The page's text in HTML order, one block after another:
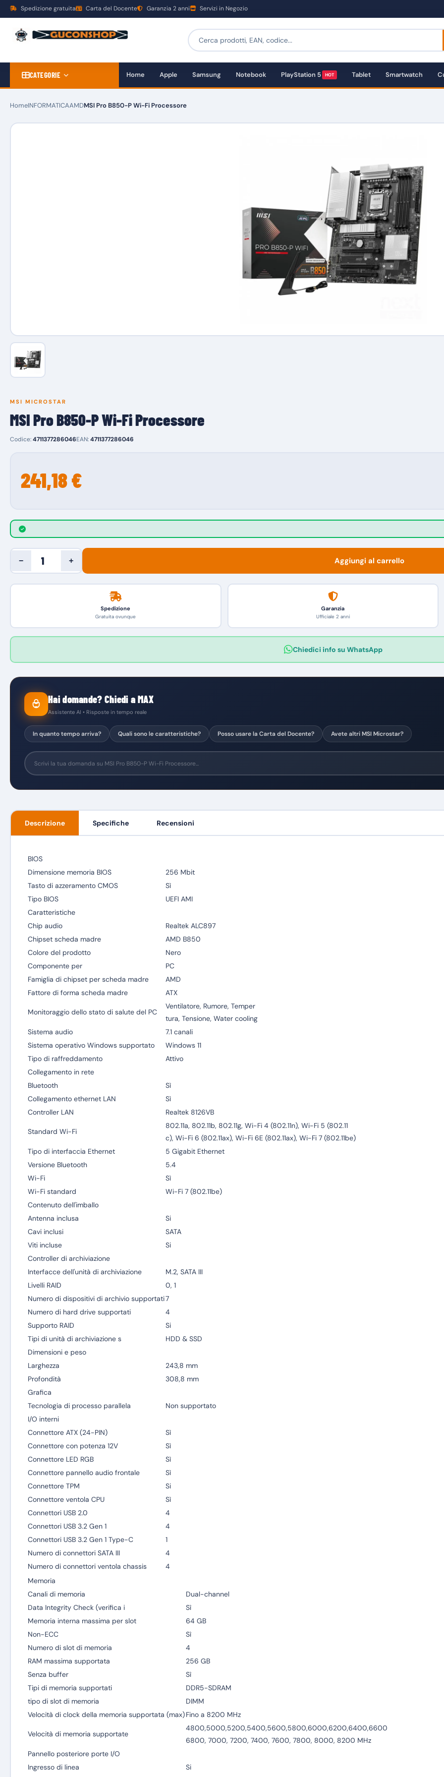
Spedizione gratuita Carta del Docente Garanzia 2 anni Servizi in Negozio
CATEGORIE Home Apple Samsung Notebook PlayStation 5 HOT Tablet Smartwatch
HomeINFORMATICAAMDMSI Pro B850-P Wi-Fi Processore
MSI MICROSTAR
MSI Pro B850-P Wi-Fi Processore
Codice:4711377286046EAN:4711377286046
241,18 €
− + Aggiungi al carrello
Spedizione
Gratuita ovunque
Garanzia
Ufficiale 2 anni
Chiedici info su WhatsApp
Hai domande? Chiedi a MAX
Assistente AI • Risposte in tempo reale
In quanto tempo arriva? Quali sono le caratteristiche? Posso usare la Carta del Docente? Avete altri MSI Microstar?
Descrizione Specifiche Recensioni
BIOS
Dimensione memoria BIOS
256 Mbit
Tasto di azzeramento CMOS
Sì
Tipo BIOS
UEFI AMI
Caratteristiche
Chip audio
Realtek ALC897
Chipset scheda madre
AMD B850
Colore del prodotto
Nero
Componente per
PC
Famiglia di chipset per scheda madre
AMD
Fattore di forma scheda madre
ATX
Monitoraggio dello stato di salute del PC
Ventilatore, Rumore, Temper
tura, Tensione, Water cooling
Sistema audio
7.1 canali
Sistema operativo Windows supportato
Windows 11
Tipo di raffreddamento
Attivo
Collegamento in rete
Bluetooth
Sì
Collegamento ethernet LAN
Sì
Controller LAN
Realtek 8126VB
Standard Wi-Fi
802.11a, 802.11b, 802.11g, Wi-Fi 4 (802.11n), Wi-Fi 5 (802.11
c), Wi-Fi 6 (802.11ax), Wi-Fi 6E (802.11ax), Wi-Fi 7 (802.11be)
Tipo di interfaccia Ethernet
5 Gigabit Ethernet
Versione Bluetooth
5.4
Wi-Fi
Sì
Wi-Fi standard
Wi-Fi 7 (802.11be)
Contenuto dell'imballo
Antenna inclusa
Si
Cavi inclusi
SATA
Viti incluse
Si
Controller di archiviazione
Interfacce dell'unità di archiviazione
M.2, SATA III
Livelli RAID
0, 1
Numero di dispositivi di archivio supportati7
Numero di hard drive supportati
4
Supporto RAID
Si
Tipi di unità di archiviazione s
HDD & SSD
Dimensioni e peso
Larghezza
243,8 mm
Profondità
308,8 mm
Grafica
Tecnologia di processo parallela
Non supportato
I/O interni
Connettore ATX (24-PIN)
Sì
Connettore con potenza 12V
Sì
Connettore LED RGB
Sì
Connettore pannello audio frontale
Sì
Connettore TPM
Si
Connettore ventola CPU
Sì
Connettori USB 2.0
4
Connettori USB 3.2 Gen 1
4
Connettori USB 3.2 Gen 1 Type-C
1
Numero di connettori SATA III
4
Numero di connettori ventola chassis
4
Memoria
Canali di memoria
Dual-channel
Data Integrity Check (verifica i
Sì
Memoria interna massima per slot
64 GB
Non-ECC
Sì
Numero di slot di memoria
4
RAM massima supportata
256 GB
Senza buffer
Sì
Tipi di memoria supportati
DDR5-SDRAM
tipo di slot di memoria
DIMM
Velocità di clock della memoria supportata (max)Fino a 8200 MHz
Velocità di memoria supportate
4800,5000,5200,5400,5600,5800,6000,6200,6400,6600
6800, 7000, 7200, 7400, 7600, 7800, 8000, 8200 MHz
Pannello posteriore porte I/O
Ingresso di linea
Si